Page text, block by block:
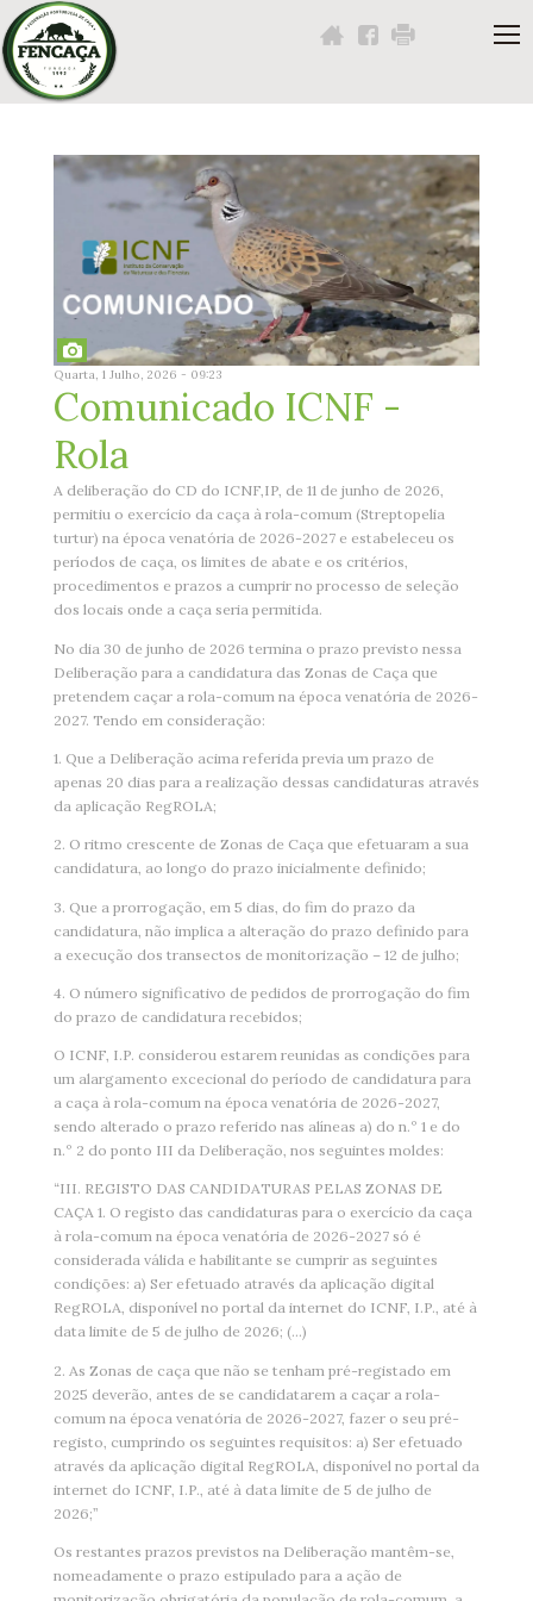
Navigation
Content
Footer
Quarta, 1 Julho, 2026 - 09:23
Comunicado ICNF -
Rola
A deliberação do CD do ICNF,IP, de 11 de junho de 2026,
permitiu o exercício da caça à rola-comum (Streptopelia
turtur) na época venatória de 2026-2027 e estabeleceu os
períodos de caça, os limites de abate e os critérios,
procedimentos e prazos a cumprir no processo de seleção
dos locais onde a caça seria permitida.
No dia 30 de junho de 2026 termina o prazo previsto nessa
Deliberação para a candidatura das Zonas de Caça que
pretendem caçar a rola-comum na época venatória de 2026-
2027. Tendo em consideração:
1. Que a Deliberação acima referida previa um prazo de
apenas 20 dias para a realização dessas candidaturas através
da aplicação RegROLA;
2. O ritmo crescente de Zonas de Caça que efetuaram a sua
candidatura, ao longo do prazo inicialmente definido;
3. Que a prorrogação, em 5 dias, do fim do prazo da
candidatura, não implica a alteração do prazo definido para
a execução dos transectos de monitorização – 12 de julho;
4. O número significativo de pedidos de prorrogação do fim
do prazo de candidatura recebidos;
O ICNF, I.P. considerou estarem reunidas as condições para
um alargamento excecional do período de candidatura para
a caça à rola-comum na época venatória de 2026-2027,
sendo alterado o prazo referido nas alíneas a) do n.º 1 e do
n.º 2 do ponto III da Deliberação, nos seguintes moldes:
“III. REGISTO DAS CANDIDATURAS PELAS ZONAS DE
CAÇA 1. O registo das candidaturas para o exercício da caça
à rola-comum na época venatória de 2026-2027 só é
considerada válida e habilitante se cumprir as seguintes
condições: a) Ser efetuado através da aplicação digital
RegROLA, disponível no portal da internet do ICNF, I.P., até à
data limite de 5 de julho de 2026; (…)
2. As Zonas de caça que não se tenham pré-registado em
2025 deverão, antes de se candidatarem a caçar a rola-
comum na época venatória de 2026-2027, fazer o seu pré-
registo, cumprindo os seguintes requisitos: a) Ser efetuado
através da aplicação digital RegROLA, disponível no portal da
internet do ICNF, I.P., até à data limite de 5 de julho de
2026;”
Os restantes prazos previstos na Deliberação mantêm-se,
nomeadamente o prazo estipulado para a ação de